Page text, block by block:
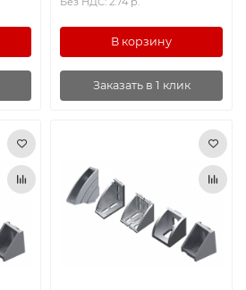
В корзину
Заказать в 1 клик